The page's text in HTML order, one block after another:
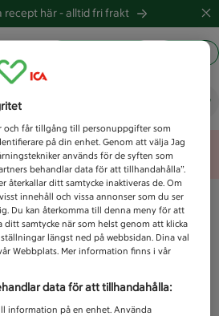
recept här -alltid fri frakt
idag?
error
och får tillgång till personuppgifter som
på din enhet. Genom att välja Jag
används för de syften som
behandlar data för att tillhandahålla”.
återkallar ditt samtycke inaktiveras de. Om
innehåll och vissa annonser som du ser
Du kan återkomma till denna meny för att
ditt samtycke när som helst genom att klicka
längst ned på webbsidan. Dina val
Webbplats. Mer information finns i vår
data för att tillhandahålla:
information på en enhet. Använda